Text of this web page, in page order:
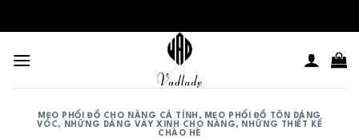
to
MẸO PHỐI ĐỒ CHO NÀNG CÁ TÍNH , MẸO PHỐI ĐỒ TÔN DÁNG
VÓC , NHỮNG DÁNG VÁY XINH CHO NÀNG , NHỮNG THIẾT KẾ
CHÀO HÈ